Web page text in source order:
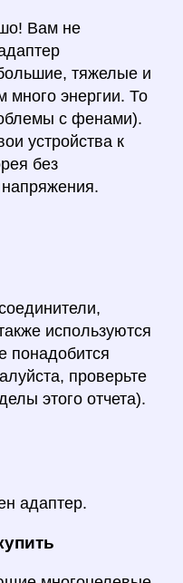
Вам не
тяжелые и
энергии. То
с фенами).
устройства к
без
используются
понадобится
проверьте
этого отчета).
адаптер.